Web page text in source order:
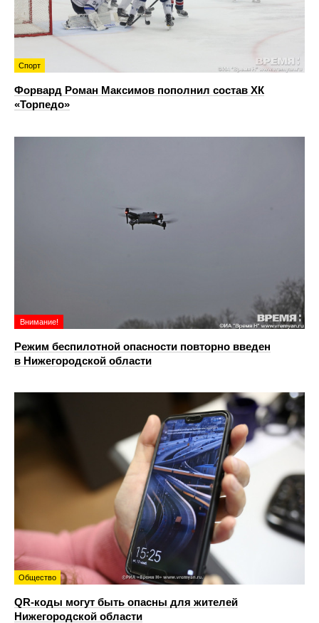
Спорт
Форвард Роман Максимов пополнил состав ХК
«Торпедо»
Внимание!
Режим беспилотной опасности повторно введен
в Нижегородской области
Общество
QR-коды могут быть опасны для жителей
Нижегородской области